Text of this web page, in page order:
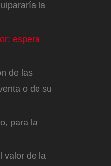
la
espera
de las
o de su
para la
valor de la